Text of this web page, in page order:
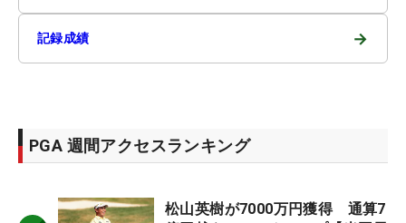
記録成績 →
PGA 週間アクセスランキング
松山英樹が7000万円獲得 通算7